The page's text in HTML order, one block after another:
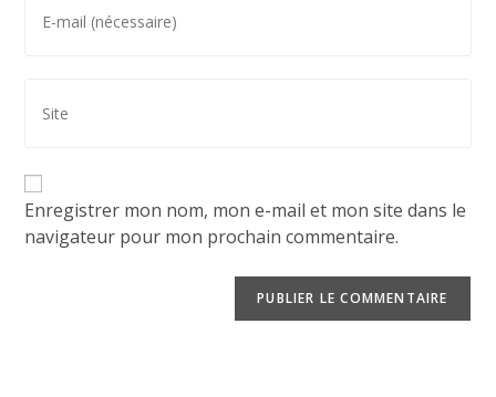
Enregistrer mon nom, mon e-mail et mon site dans le
navigateur pour mon prochain commentaire.